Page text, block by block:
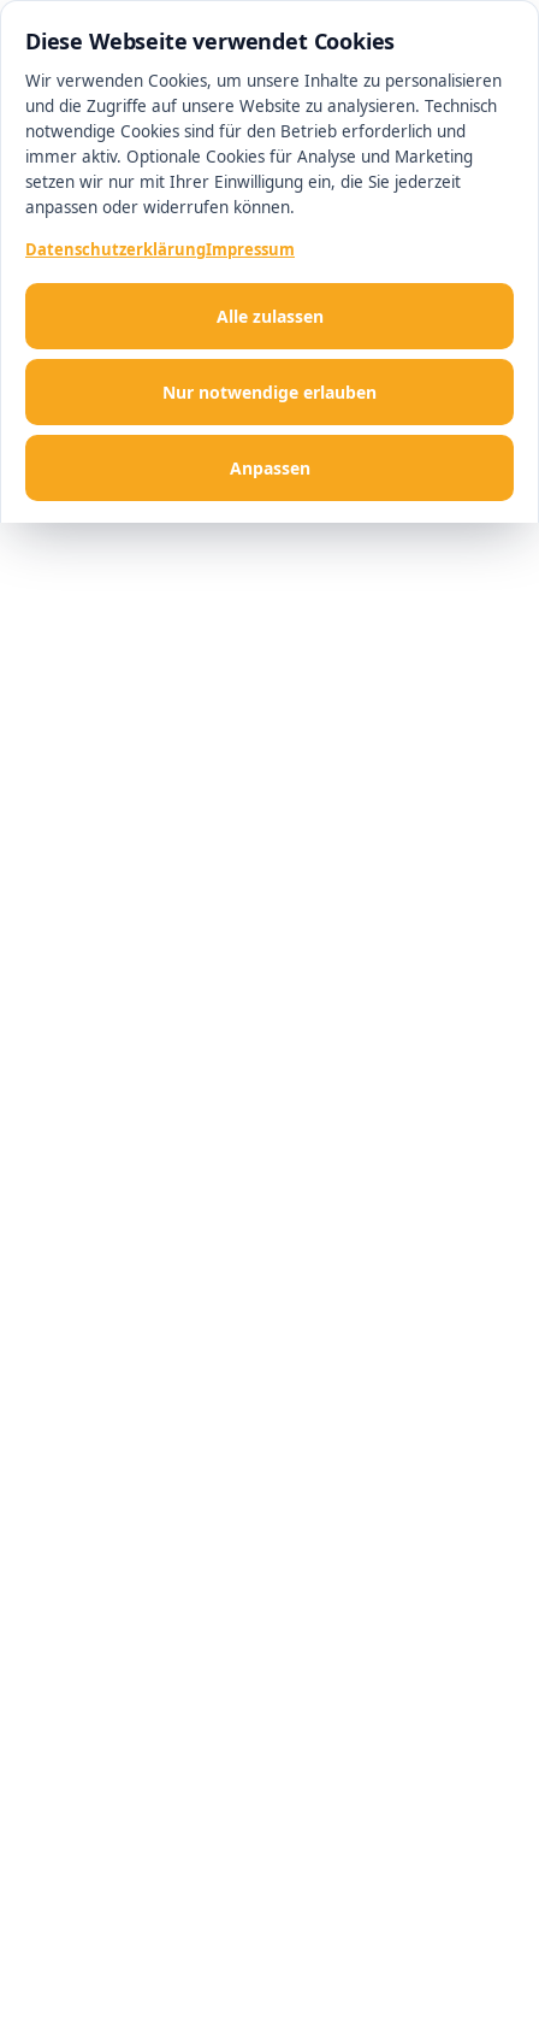
Diese Webseite verwendet Cookies
Wir verwenden Cookies, um unsere Inhalte zu personalisieren
und die Zugriffe auf unsere Website zu analysieren. Technisch
notwendige Cookies sind für den Betrieb erforderlich und
immer aktiv. Optionale Cookies für Analyse und Marketing
setzen wir nur mit Ihrer Einwilligung ein, die Sie jederzeit
anpassen oder widerrufen können.
DatenschutzerklärungImpressum
Nur notwendige erlauben
Anpassen
Alle zulassen